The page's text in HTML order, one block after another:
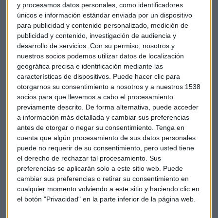
y procesamos datos personales, como identificadores
únicos e información estándar enviada por un dispositivo
para publicidad y contenido personalizado, medición de
publicidad y contenido, investigación de audiencia y
desarrollo de servicios. Con su permiso, nosotros y
nuestros socios podemos utilizar datos de localización
geográfica precisa e identificación mediante las
características de dispositivos. Puede hacer clic para
otorgarnos su consentimiento a nosotros y a nuestros 1538
socios para que llevemos a cabo el procesamiento
previamente descrito. De forma alternativa, puede acceder
a información más detallada y cambiar sus preferencias
antes de otorgar o negar su consentimiento. Tenga en
cuenta que algún procesamiento de sus datos personales
puede no requerir de su consentimiento, pero usted tiene
el derecho de rechazar tal procesamiento. Sus
preferencias se aplicarán solo a este sitio web. Puede
cambiar sus preferencias o retirar su consentimiento en
cualquier momento volviendo a este sitio y haciendo clic en
el botón "Privacidad" en la parte inferior de la página web.
conceptos digitales tan abstractos como el "cloud" tienen
detrás "realidades físicas" , "necesitan estar
permanentemente alimentadas de energía eléctrica,
refrigeración correcta y monitorización que les permitan ser
operadas de la mejor manera posible".
Respecto a esa refrigeración, señala que va a ser clave para
reducir el elevado consumo de energía que conllevará la
llegada del5G . Explica que esta tecnología, que va a
permitir que se convierta en realidad el vehículo autónomo,
puede llegar a consumir el doble que el 4G según diversos
estudios.
Desde Vertiv revela que están"desarrollando equipos de
climatización para ayudar a la sostenibilidad del medio
ambiente".